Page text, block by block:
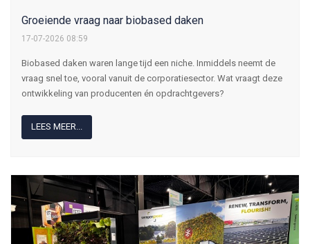
Groeiende vraag naar biobased daken
17-07-2026 08:59
Biobased daken waren lange tijd een niche. Inmiddels neemt de
vraag snel toe, vooral vanuit de corporatiesector. Wat vraagt deze
ontwikkeling van producenten én opdrachtgevers?
LEES MEER...